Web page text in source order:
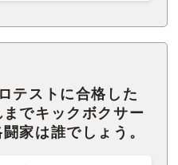
テストに合格した
でキックボクサー
家は誰でしょう。